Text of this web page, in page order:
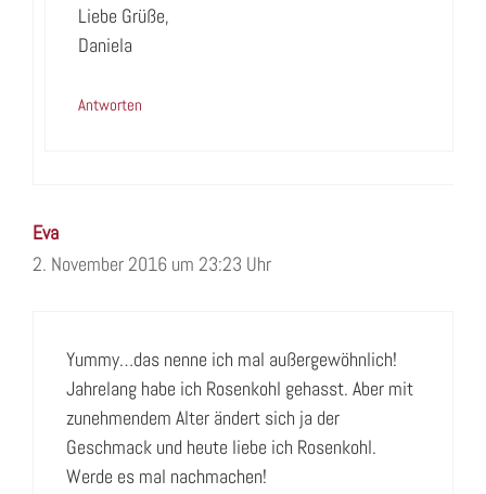
Liebe Grüße,
Daniela
Antworten
Eva
2. November 2016 um 23:23 Uhr
Yummy…das nenne ich mal außergewöhnlich!
Jahrelang habe ich Rosenkohl gehasst. Aber mit
zunehmendem Alter ändert sich ja der
Geschmack und heute liebe ich Rosenkohl.
Werde es mal nachmachen!